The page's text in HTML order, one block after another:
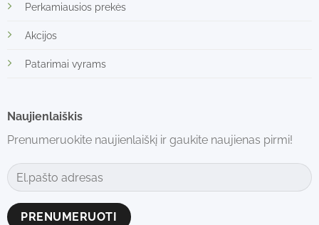
Perkamiausios prekės
Akcijos
Patarimai vyrams
Naujienlaiškis
Prenumeruokite naujienlaiškį ir gaukite naujienas pirmi!